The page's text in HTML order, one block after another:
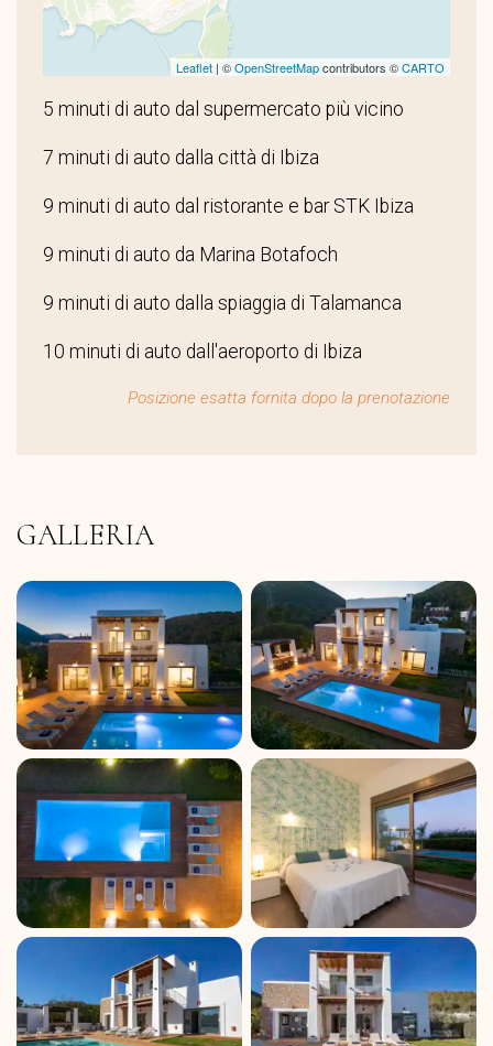
Leaflet | ©OpenStreetMapcontributors ©CARTO
5 minuti di auto dal supermercato più vicino
7 minuti di auto dalla città di Ibiza
9 minuti di auto dal ristorante e bar STK Ibiza
9 minuti di auto da Marina Botafoch
9 minuti di auto dalla spiaggia di Talamanca
10 minuti di auto dall'aeroporto di Ibiza
Posizione esatta fornita dopo la prenotazione
GALLERIA